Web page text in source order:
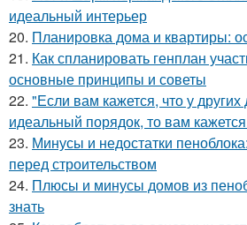
идеальный интерьер
20. Планировка дома и квартиры:
21. Как спланировать генплан
основные принципы и советы
22. "Если вам кажется, что у других
идеальный порядок, то вам
23. Минусы и недостатки
перед строительством
24. Плюсы и минусы домов из
знать